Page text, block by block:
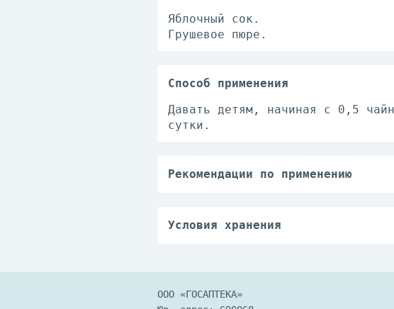
Яблочный сок.
Грушевое пюре.
Способ применения
Давать детям, начиная с 0,5
сутки.
Рекомендации по применению
Условия хранения
до +6°С.
ООО «ГОСАПТЕКА»